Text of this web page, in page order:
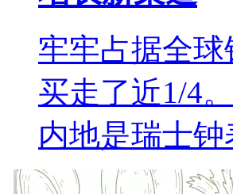
牢牢占据全
买走了近1/4
内地是瑞士